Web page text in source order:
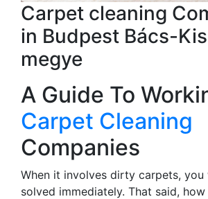
Carpet cleaning
in Budpest Bács-
megye
A Guide To
Carpet Cleaning
Companies
When it involves dirty carpets,
solved immediately. That said,